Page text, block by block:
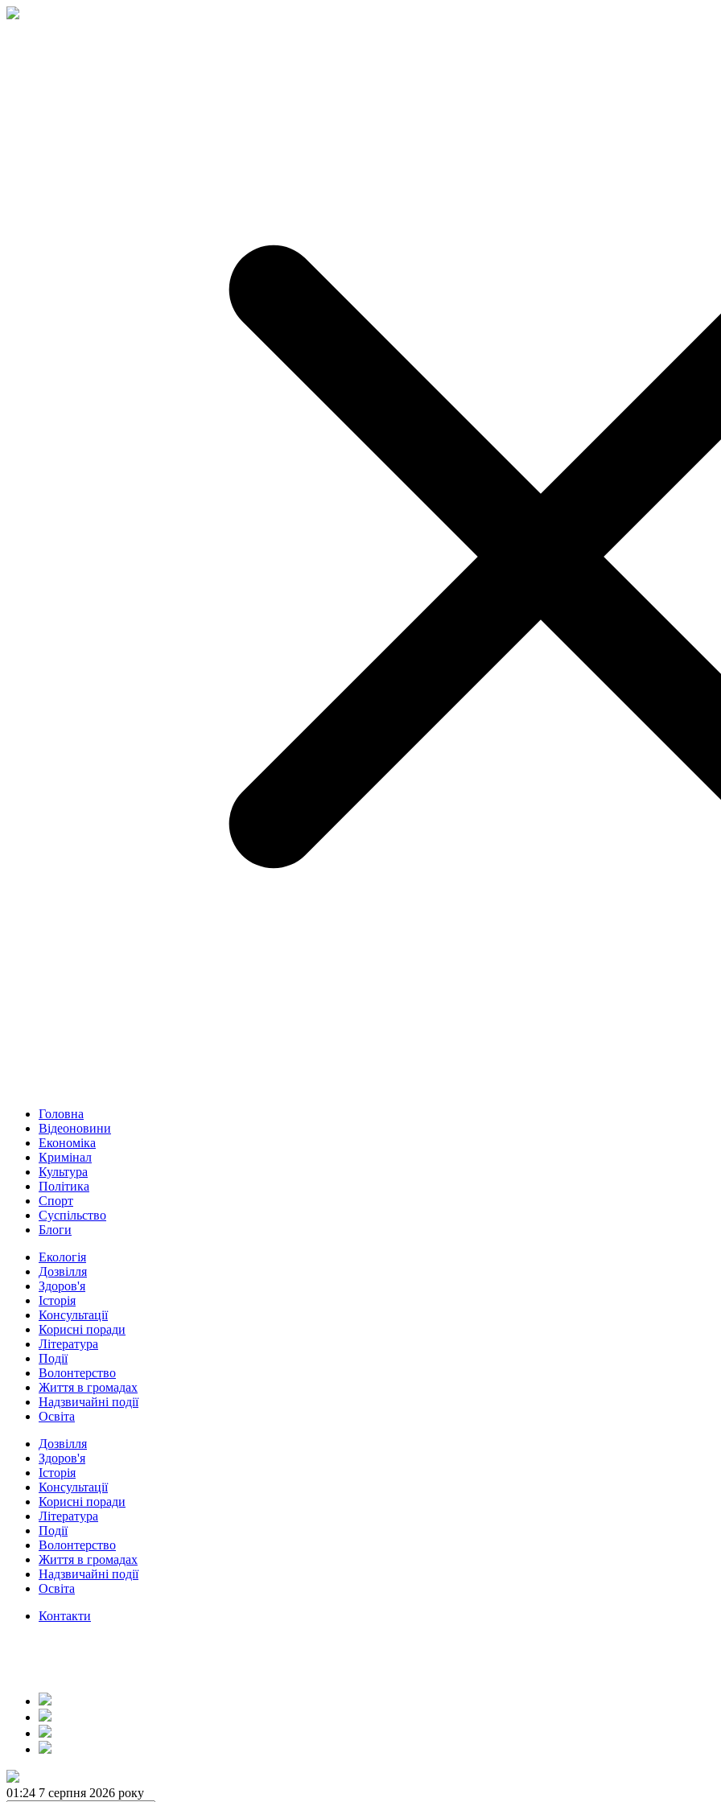
Головна
Відеоновини
Економіка
Кримінал
Культура
Політика
Спорт
Суспільство
Блоги
Екологія
Дозвілля
Здоров'я
Історія
Консультації
Корисні поради
Література
Події
Волонтерство
Життя в громадах
Надзвичайні події
Освіта
Дозвілля
Здоров'я
Історія
Консультації
Корисні поради
Література
Події
Волонтерство
Життя в громадах
Надзвичайні події
Освіта
Контакти
01:24 7 серпня 2026 року